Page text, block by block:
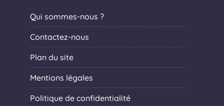
Qui sommes-nous ?
Contactez-nous
Plan du site
Mentions légales
Politique de confidentialité